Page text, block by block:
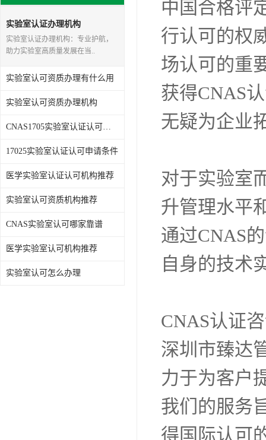
实验室认证办理机构
实验室认证办理机构：专业护航，
助力实验室高质量发展在当..
实验室认可资质办理有什么用
实验室认可资质办理机构
CNAS1705实验室认证认可哪家靠谱
17025实验室认证认可申请条件
医学实验室认证认可机构推荐
实验室认可资质机构推荐
CNAS实验室认可哪家靠谱
医学实验室认可机构推荐
实验室认可怎么办理
企业和机构
在此背景下
获得认证的
CNAS认证
行认可的权
场认可的重
获得CNAS
无疑为企业
对于实验室
升管理水平
通过CNAS
自身的技术